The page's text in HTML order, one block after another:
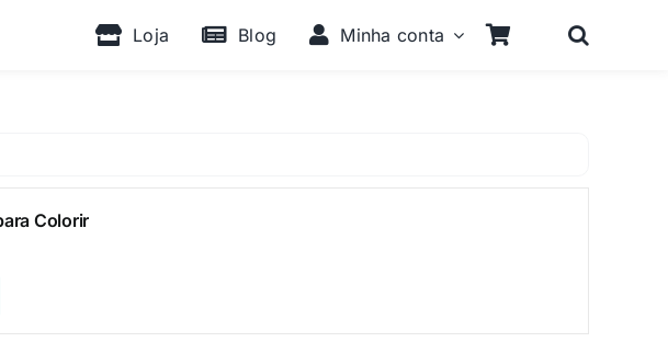
Loja Blog Minha conta
Colorir
preço
preço